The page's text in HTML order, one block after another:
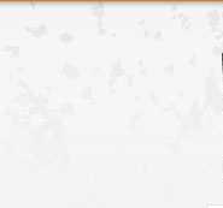
Zum Hauptmenue
Zum Seiteninhalt
Zum Warenkob